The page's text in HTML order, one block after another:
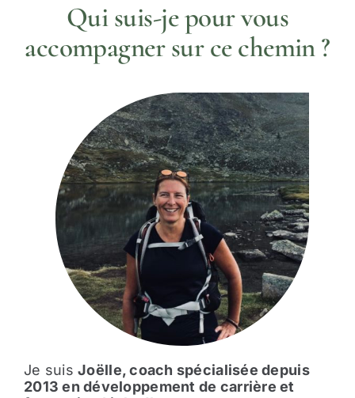
Qui suis-je pour vous
accompagner sur ce chemin ?
Je suisJoëlle, coach spécialisée depuis
2013 en développement de carrière et